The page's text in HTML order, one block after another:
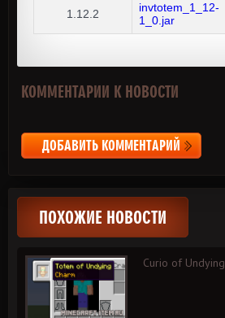
1.12.2
invtotem_1_12-
1_0.jar
КОММЕНТАРИИ К НОВОСТИ
ДОБАВИТЬ КОММЕНТАРИЙ
ПОХОЖИЕ НОВОСТИ
Curio of Undying